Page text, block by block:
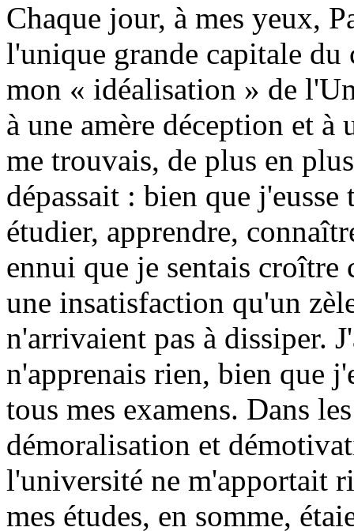
Chaque jour, à mes yeux,
l'unique grande capitale du
mon « idéalisation » de
à une amère déception et à
me trouvais, de plus en
dépassait : bien que
étudier, apprendre,
ennui que je sentais
une insatisfaction qu'un
n'arrivaient pas à dissiper.
n'apprenais rien, bien que
tous mes examens. Dans
démoralisation et
l'université ne m'apportait
mes études, en somme,